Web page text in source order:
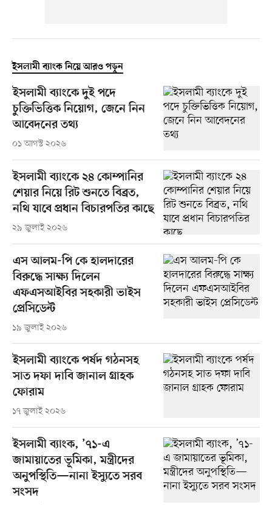
ইসলামী ব্যাংক নিয়ে আরও পড়ুন
ইসলামী ব্যাংকে দুই পদে
চুক্তিভিত্তিক নিয়োগ, জেনে নিন
আবেদনের তথ্য
০১ আগস্ট ২০২৬
ইসলামী ব্যাংকে ২৪ কোম্পানির
শেয়ার নিয়ে রিট শুনতে বিব্রত,
নথি যাবে প্রধান বিচারপতির কাছে
২৯ জুলাই ২০২৬
এস আলম-পি কে হালদারের
বিরুদ্ধে সাক্ষ্য দিলেন
এফএসআইবির সহকারী ভাইস
প্রেসিডেন্ট
১৯ জুলাই ২০২৬
ইসলামী ব্যাংকে পর্ষদ গঠনসহ
সাত দফা দাবি জানাল গ্রাহক
ফোরাম
১৭ জুলাই ২০২৬
ইসলামী ব্যাংক, ’৭১-এ
জামায়াতের ভূমিকা, মন্ত্রীদের
অনুপস্থিতি—নানা ইস্যুতে সরব
সংসদ